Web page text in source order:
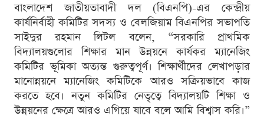
বাংলাদেশ জাতীয়তাবাদী দল (বিএনপি)-এর কেন্দ্রীয়
কার্যনির্বাহী কমিটির সদস্য ও বেলজিয়াম বিএনপির সভাপতি
সাইদুর রহমান লিটল বলেন, “সরকারি প্রাথমিক
বিদ্যালয়গুলোর শিক্ষার মান উন্নয়নে কার্যকর ম্যানেজিং
কমিটির ভূমিকা অত্যন্ত গুরুত্বপূর্ণ। শিক্ষার্থীদের লেখাপড়ার
মানোন্নয়নে ম্যানেজিং কমিটিকে আরও সক্রিয়ভাবে কাজ
করতে হবে। নতুন কমিটির নেতৃত্বে বিদ্যালয়টি শিক্ষা ও
উন্নয়নের ক্ষেত্রে আরও এগিয়ে যাবে বলে আমি বিশ্বাস করি।”